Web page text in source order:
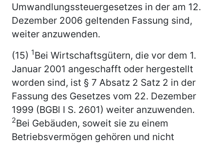
Umwandlungssteuergesetzes in der am 12.
Dezember 2006 geltenden Fassung sind,
weiter anzuwenden.
(15) 1Bei Wirtschaftsgütern, die vor dem 1.
Januar 2001 angeschafft oder hergestellt
worden sind, ist § 7 Absatz 2 Satz 2 in der
Fassung des Gesetzes vom 22. Dezember
1999 (BGBl I S. 2601) weiter anzuwenden.
2Bei Gebäuden, soweit sie zu einem
Betriebsvermögen gehören und nicht